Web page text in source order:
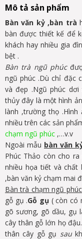
Mô tả sản phẩm
Bàn văn kỷ ,bàn trà
bàn được thiết kế để
khách hay nhiều gia
bệt .
Bàn trà ngũ phúc
ngũ phúc .Dù chỉ đặc
và đẹp .Ngũ phúc
thủy đây là một hình
lành ,trường thọ
nhiều trên các sản
chạm ngũ phúc ,…v.v
Ngoài mẫu bàn văn
Phúc Thảo còn cho
nhiều họa tiết và chất
,bàn văn kỷ chạm mai
Bàn trà chạm ngũ phúc
gỗ gụ .Gỗ gụ ( còn có
gõ sương, gõ dầu, gụ
cây thân gỗ lớn họ
thân cây gỗ gụ sau